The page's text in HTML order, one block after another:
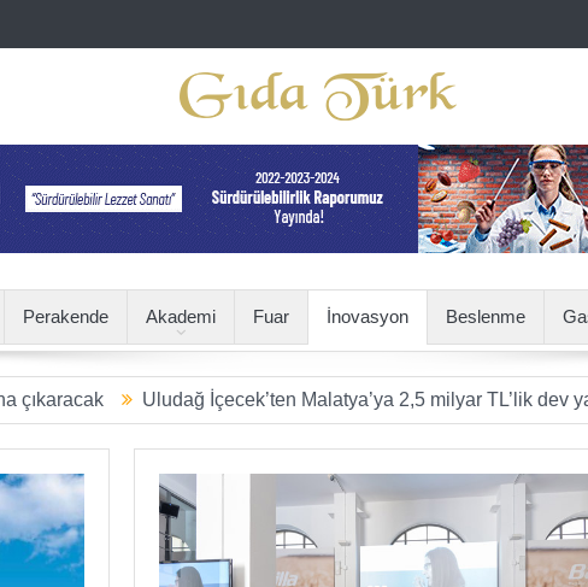
Perakende Akademi Fuar İnovasyon Beslenme
Uludağ İçecek’ten Malatya’ya 2,5 milyar TL’lik dev yatırım